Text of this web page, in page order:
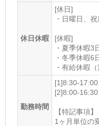
休日休暇
[休日]
・日曜日、
[休暇]
・夏季休暇3
・冬季休暇6
・有給休暇（
勤務時間
[1]8:30-17:00
[2]8:00-16:30
【特記事項】
1ヶ月単位の